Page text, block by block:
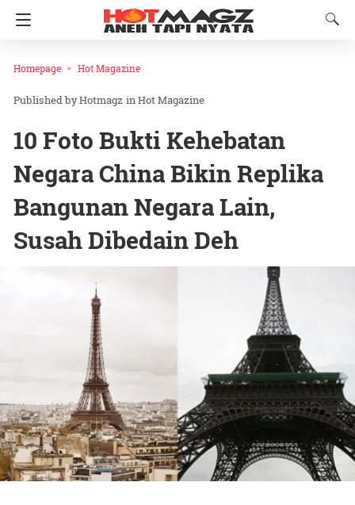
Homepage Hot Magazine
Hotmagz inHot Magazine
10 Foto Bukti Kehebatan
Negara China Bikin Replika
Bangunan Negara Lain,
Susah Dibedain Deh